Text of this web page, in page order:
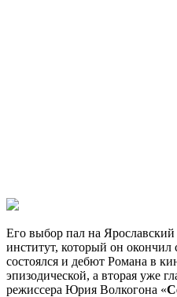
Его выбор пал на
институт, который он
состоялся и дебют Романа в
эпизодической, а вторая уже
режиссера Юрия Волкогона «